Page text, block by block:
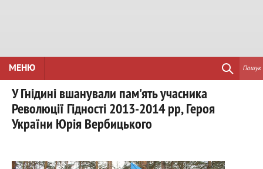
МЕНЮ Пошук
У Гнідині вшанували пам'ять учасника
Революції Гідності 2013-2014 рр, Героя
України Юрія Вербицького